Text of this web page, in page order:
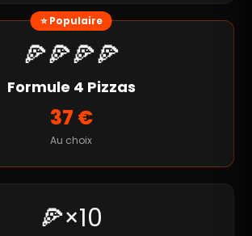
⭐ Populaire
🍕🍕🍕🍕
Formule 4 Pizzas
37 €
Au choix
🍕×10